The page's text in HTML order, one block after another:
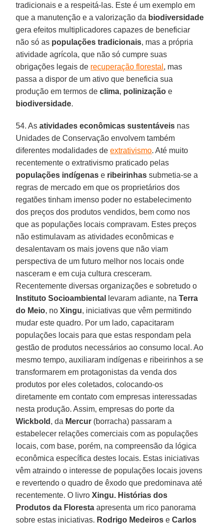
tradicionais e a respeitá-las. Este é um exemplo em
que a manutenção e a valorização da biodiversidade
gera efeitos multiplicadores capazes de beneficiar
não só as populações tradicionais, mas a própria
atividade agrícola, que não só cumpre suas
obrigações legais de recuperação florestal , mas
passa a dispor de um ativo que beneficia sua
produção em termos declima, polinização e
biodiversidade.
54. Asatividades econômicas sustentáveis nas
Unidades de Conservação envolvem também
diferentes modalidades deextrativismo. Até muito
recentemente o extrativismo praticado pelas
populações indígenase ribeirinhas submetia-se a
regras de mercado em que os proprietários dos
regatões tinham imenso poder no estabelecimento
dos preços dos produtos vendidos, bem como nos
que as populações locais compravam. Estes preços
não estimulavam as atividades econômicas e
desalentavam os mais jovens que não viam
perspectiva de um futuro melhor nos locais onde
nasceram e em cuja cultura cresceram.
Recentemente diversas organizações e sobretudo o
Instituto Socioambiental
levaram adiante, naTerra
do Meio, noXingu, iniciativas que vêm permitindo
mudar este quadro. Por um lado, capacitaram
populações locais para que estas respondam pela
gestão de produtos necessários ao consumo local. Ao
mesmo tempo, auxiliaram indígenas e ribeirinhos a se
transformarem em protagonistas da venda dos
produtos por eles coletados, colocando-os
diretamente em contato com empresas interessadas
nesta produção. Assim, empresas do porte da
Wickbold , da Mercur (borracha) passaram a
estabelecer relações comerciais com as populações
locais, com base, porém, na compreensão da lógica
econômica específica destes locais. Estas iniciativas
vêm atraindo o interesse de populações locais jovens
e revertendo o quadro de êxodo que predominava até
recentemente. O livroXingu. Histórias dos
Produtos da Floresta apresenta um rico panorama
sobre estas iniciativas. Rodrigo Medeiros eCarlos